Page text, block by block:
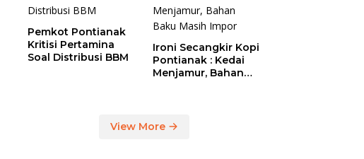
Pemkot Pontianak
Kritisi Pertamina
Soal Distribusi BBM
Ironi Secangkir Kopi
Pontianak : Kedai
Menjamur, Bahan
View More